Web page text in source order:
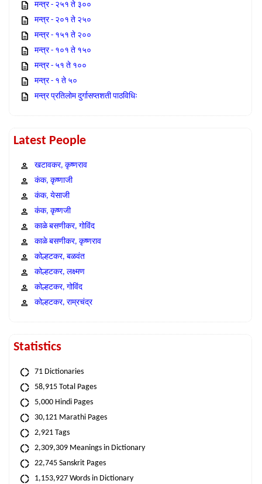
मन्त्र - २५१ ते ३००
मन्त्र - २०१ ते २५०
मन्त्र - १५१ ते २००
मन्त्र - १०१ ते १५०
मन्त्र - ५१ ते १००
मन्त्र - १ ते ५०
मन्त्र प्रतिलोम दुर्गासप्तशती पाठविधिः
Latest People
खटावकर, कृष्णराव
कंक, कृष्णाजी
कंक, येसाजी
कंक, कृष्णजी
काळे बसणीकर, गोविंद
काळे बसणीकर, कृष्णराव
कोल्हटकर, बळवंत
कोल्हटकर, लक्ष्मण
कोल्हटकर, गोविंद
कोल्हटकर, राम्रचंद्र
Statistics
71 Dictionaries
58,915 Total Pages
5,000 Hindi Pages
30,121 Marathi Pages
2,921 Tags
2,309,309 Meanings in Dictionary
22,745 Sanskrit Pages
1,153,927 Words in Dictionary